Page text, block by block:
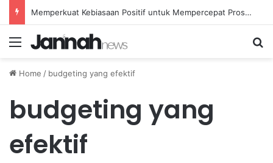
Memperkuat Kebiasaan Positif untuk Mempercepat Proses Pemulihan Mental Anda
Menu
Home / budgeting yang efektif
budgeting yang
efektif